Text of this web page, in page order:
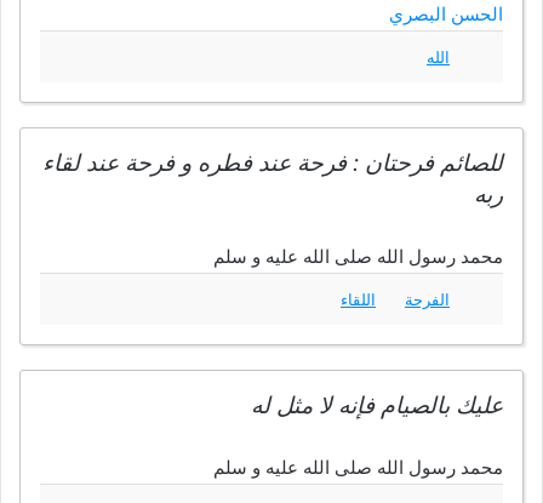
الحسن البصري
الله
للصائم فرحتان : فرحة عند فطره و فرحة عند لقاء
ربه
محمد رسول الله صلى الله عليه و سلم
الفرحة اللقاء
عليك بالصيام فإنه لا مثل له
محمد رسول الله صلى الله عليه و سلم